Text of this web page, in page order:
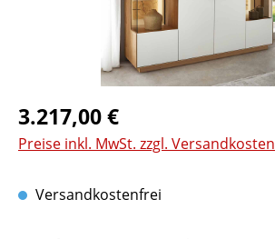
Regulärer Preis:
3.217,00 €
Preise inkl. MwSt. zzgl. Versandkosten
Versandkostenfrei